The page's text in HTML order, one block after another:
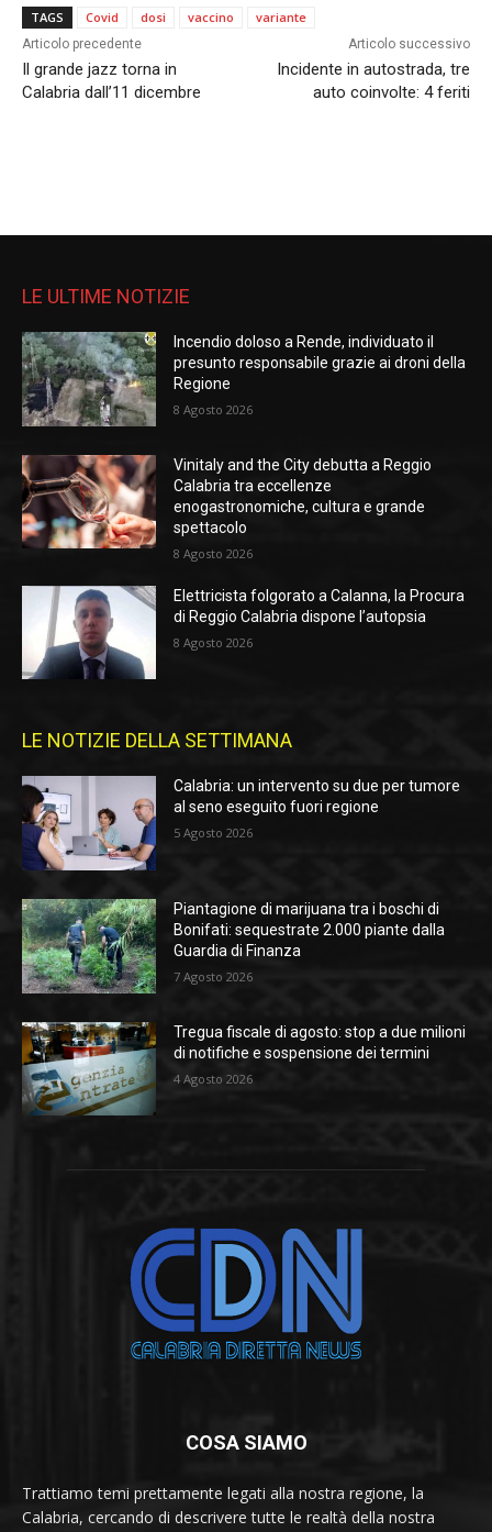
TAGS Covid dosi vaccino variante
Articolo precedente
Il grande jazz torna in
Calabria dall’11 dicembre
Articolo successivo
Incidente in autostrada, tre
auto coinvolte: 4 feriti
LE ULTIME NOTIZIE
Incendio doloso a Rende, individuato il
presunto responsabile grazie ai droni della
Regione
8 Agosto 2026
Vinitaly and the City debutta a Reggio
Calabria tra eccellenze
enogastronomiche, cultura e grande
spettacolo
8 Agosto 2026
Elettricista folgorato a Calanna, la Procura
di Reggio Calabria dispone l’autopsia
8 Agosto 2026
LE NOTIZIE DELLA SETTIMANA
Calabria: un intervento su due per tumore
al seno eseguito fuori regione
5 Agosto 2026
Piantagione di marijuana tra i boschi di
Bonifati: sequestrate 2.000 piante dalla
Guardia di Finanza
7 Agosto 2026
Tregua fiscale di agosto: stop a due milioni
di notifiche e sospensione dei termini
4 Agosto 2026
COSA SIAMO
Trattiamo temi prettamente legati alla nostra regione, la
Calabria, cercando di descrivere tutte le realtà della nostra